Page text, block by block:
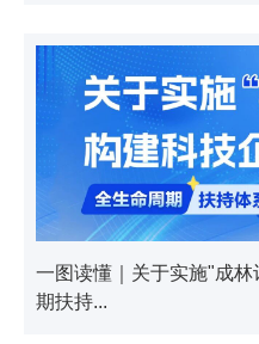
一图读懂｜关于实施"成
期扶持...